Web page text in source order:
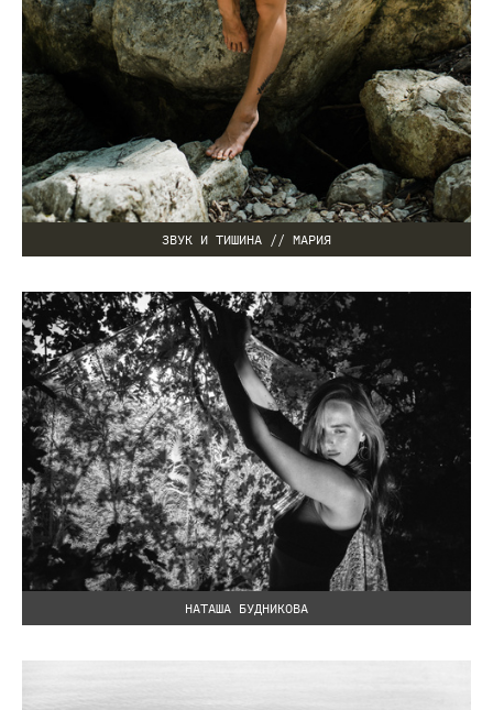
ЗВУК И ТИШИНА // МАРИЯ
НАТАША БУДНИКОВА